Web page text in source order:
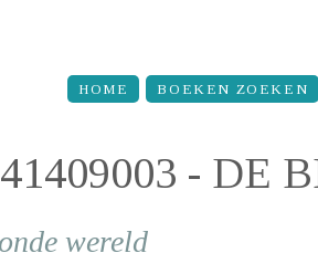
HOME BOEKEN ZOEKEN
- DE
wereld